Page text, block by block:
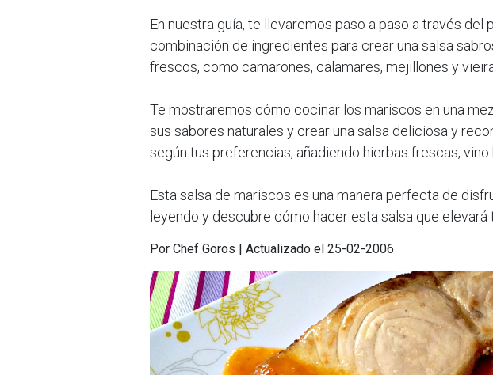
En nuestra guía, te llevaremos paso a paso a través
combinación de ingredientes para crear una salsa
frescos, como camarones, calamares, mejillones y
Te mostraremos cómo cocinar los mariscos en una
sus sabores naturales y crear una salsa deliciosa y
según tus preferencias, añadiendo hierbas frescas,
Esta salsa de mariscos es una manera perfecta de
leyendo y descubre cómo hacer esta salsa que
Por Chef Goros | Actualizado el 25-02-2006